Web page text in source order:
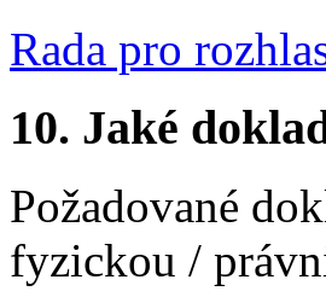
Rada pro
10. Jaké
Požadované
fyzickou /